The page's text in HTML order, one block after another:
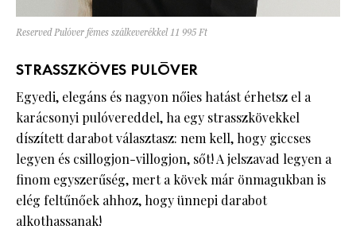
Reserved Pulóver fémes szálkeverékkel 11 995 Ft
STRASSZKÖVES PULÓVER
Egyedi, elegáns és nagyon nőies hatást érhetsz el a
karácsonyi pulóvereddel, ha egy strasszkövekkel
díszített darabot választasz: nem kell, hogy giccses
legyen és csillogjon-villogjon, sőt! A jelszavad legyen a
finom egyszerűség, mert a kövek már önmagukban is
elég feltűnőek ahhoz, hogy ünnepi darabot
alkothassanak!